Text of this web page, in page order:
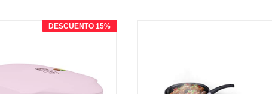
DESCUENTO 15%